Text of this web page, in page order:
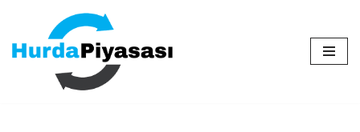
İçeriğe
geç